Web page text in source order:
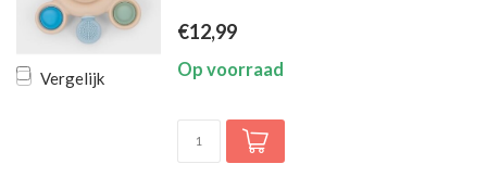
Vergelijk
€12,99
Op voorraad